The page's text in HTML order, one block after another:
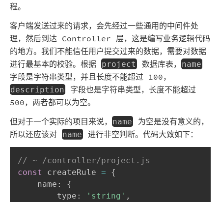
程。
客户端发送过来的请求，会先经过一些通用的中间件处
理，然后到达 Controller 层，这是编写业务逻辑代码
的地方。我们不能信任用户提交过来的数据，需要对数据
进行最基本的校验。根据
project数据库表， name
字段是字符串类型，并且长度不能超过 100，
description字段也是字符串类型，长度不能超过
500，两者都可以为空。
但对于一个实际的项目来说，
name为空是没有意义的，
所以还应该对
name进行非空判断。代码大致如下：
// ~ /controller/project.js
const createRule =
{
    name
:
{
        type
: 'string' ,